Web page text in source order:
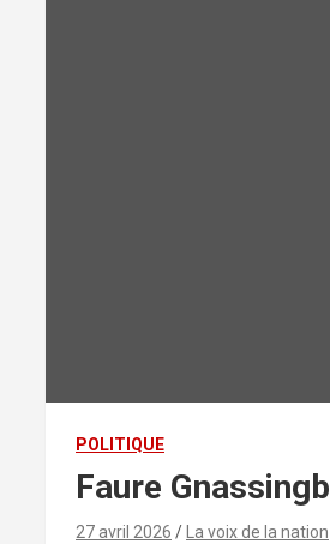
POLITIQUE
Faure
27 avril 2026 La voix de la nation